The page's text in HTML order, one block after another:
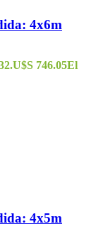
4x6m
U$S 746.05El
4x5m